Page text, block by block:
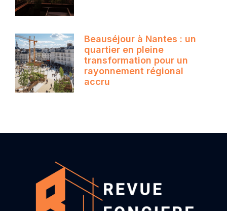
Beauséjour à Nantes : un
quartier en pleine
transformation pour un
rayonnement régional
accru